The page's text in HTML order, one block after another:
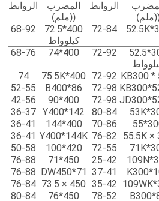
الروابط
((ملم)
الروابط
72-84
كيلوواط
68-92
72-92
400*74
68-76
KB300 *
72-92
400*75.5K
74
72-98
B400*86
52-55
72-98
400*90
42-56
80-84
Y400*142
36-37
70-86
400*144
36-41
76-82
Y400*144K
36-41
72-55
420*100
50-58
25-42
450*71
76-88
37-41
DW450*71
76-88
35-42
450 × 73.5
76-84
78-52
450*76
80-84